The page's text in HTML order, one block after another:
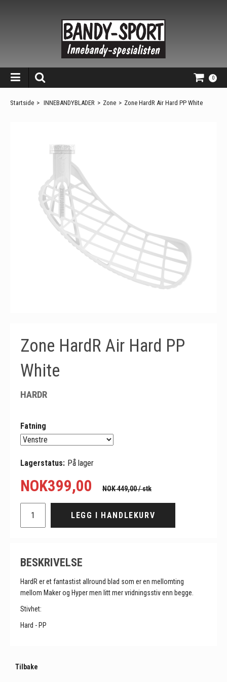
0
Startside > INNEBANDYBLADER > Zone > Zone HardR Air Hard PP White
Zone HardR Air Hard PP
White
HARDR
Fatning
Lagerstatus: På lager
NOK399,00 NOK 449,00/ stk
LEGG I HANDLEKURV
BESKRIVELSE
HardR er et fantastist allround blad som er en mellomting
mellom Maker og Hyper men litt mer vridningsstiv enn begge.
Stivhet:
Hard - PP
Tilbake